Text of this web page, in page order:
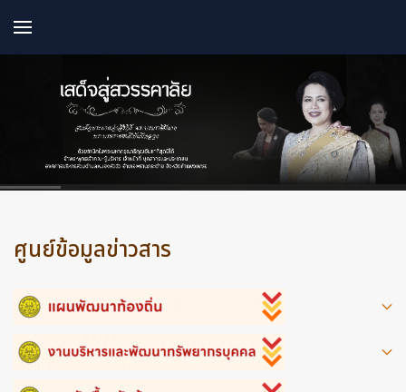
ศูนย์ข้อมูลข่าวสาร